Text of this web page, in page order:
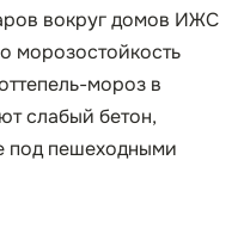
вокруг домов ИЖС
морозостойкость
мороз в
слабый бетон,
под пешеходными